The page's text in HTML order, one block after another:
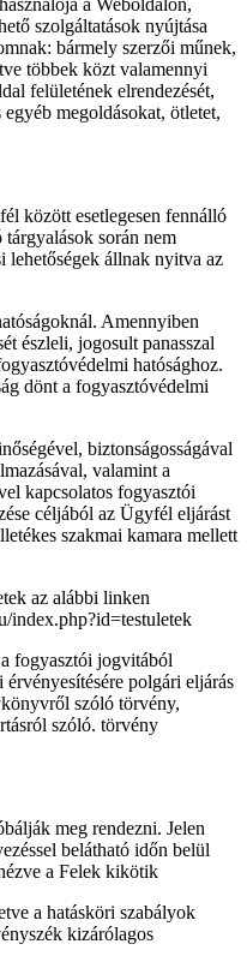
a Weboldalon,
szolgáltatások nyújtása
bármely szerzői műnek,
többek közt valamennyi
felületének elrendezését,
egyéb megoldásokat, ötletet,
között esetlegesen fennálló
során nem
lehetőségek állnak nyitva az
Amennyiben
észleli, jogosult panasszal
hatósághoz.
dönt a fogyasztóvédelmi
biztonságosságával
valamint a
kapcsolatos fogyasztói
céljából az Ügyfél eljárást
szakmai kamara mellett
az alábbi linken
index.php?id=testuletek
fogyasztói jogvitából
polgári eljárás
szóló törvény,
szóló. törvény
meg rendezni. Jelen
belátható időn belül
a Felek kikötik
a hatásköri szabályok
kizárólagos